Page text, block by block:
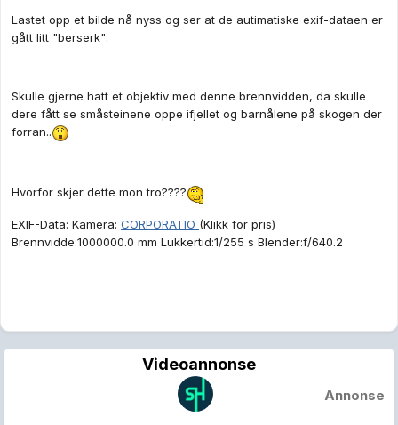
Lastet opp et bilde nå nyss og ser at de autimatiske exif-dataen er
gått litt "berserk":
Skulle gjerne hatt et objektiv med denne brennvidden, da skulle
dere fått se småsteinene oppe ifjellet og barnålene på skogen der
forran..
Hvorfor skjer dette mon tro????
EXIF-Data: Kamera: CORPORATIO (Klikk for pris)
Brennvidde:1000000.0 mm Lukkertid:1/255 s Blender:f/640.2
Videoannonse
Annonse